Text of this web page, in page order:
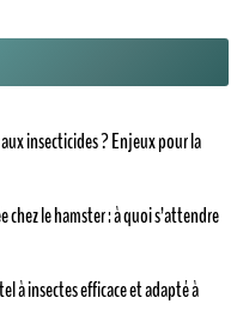
insecticides ? Enjeux pour la
le hamster : à quoi s’attendre
insectes efficace et adapté à